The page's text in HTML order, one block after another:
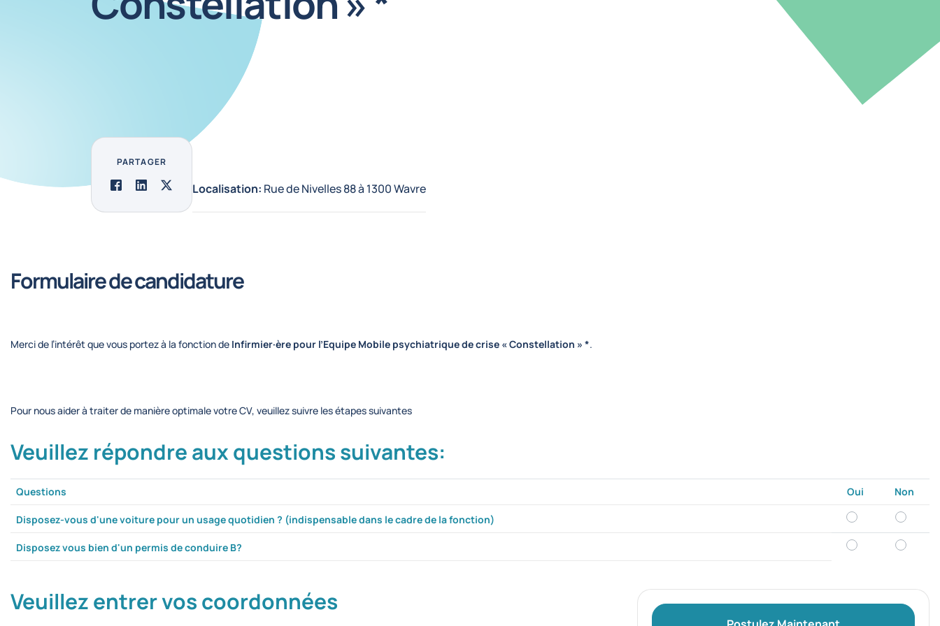
PARTAGER
Facebook
LinkedInTwitterLocalisation: Rue de Nivelles 88 à 1300 Wavre
Formulaire de candidature
Merci de l’intérêt que vous portez à la fonction de Infirmier·ère pour l’Equipe Mobile psychiatrique de crise « Constellation » *.
Pour nous aider à traiter de manière optimale votre CV, veuillez suivre les étapes suivantes
Veuillez répondre aux questions suivantes:
Questions Oui Non
Disposez-vous d'une voiture pour un usage quotidien ? (indispensable dans le cadre de la fonction)
Disposez vous bien d'un permis de conduire B?
Veuillez entrer vos coordonnées